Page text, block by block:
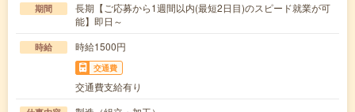
期間
長期【ご応募から1週間以内(最短2日目)のスピード就業が可
能】即日～
時給 時給1500円
交通費
交通費支給有り